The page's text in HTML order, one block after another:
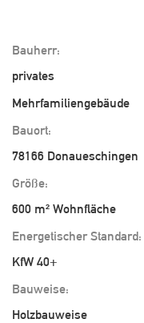
Bauherr:
privates
Mehrfamiliengebäude
Bauort:
78166 Donaueschingen
Größe:
600 m² Wohnfläche
Energetischer Standard:
KfW 40+
Bauweise:
Holzbauweise